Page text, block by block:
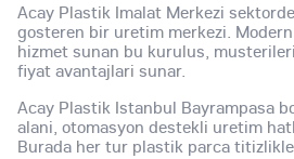
Acay Plastik Imalat Merkezi
gosteren bir uretim merkezi.
hizmet sunan bu kurulus,
fiyat avantajlari sunar.
Acay Plastik Istanbul Bayrampasa
alani, otomasyon destekli uretim
Burada her tur plastik parca